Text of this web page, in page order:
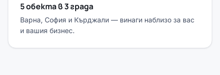
5 обекта в 3 града
Варна, София и Кърджали — винаги наблизо за вас
и вашия бизнес.